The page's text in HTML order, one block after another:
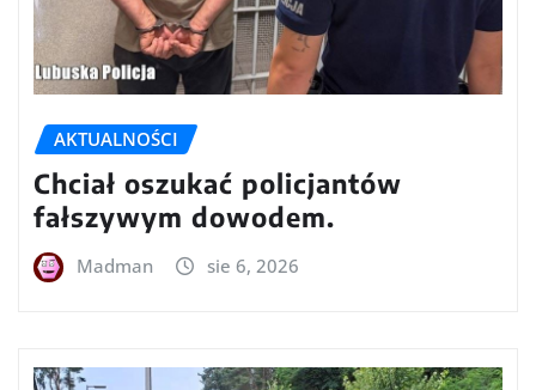
AKTUALNOŚCI
Chciał oszukać policjantów
fałszywym dowodem.
Madman sie 6, 2026